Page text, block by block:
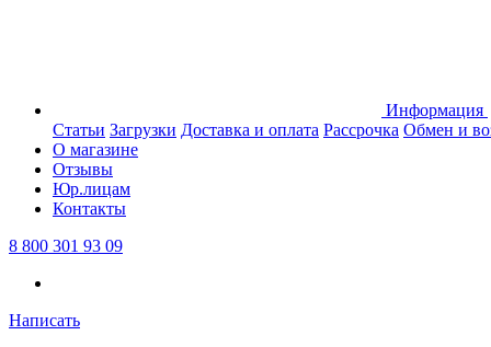
Информация
Статьи Загрузки Доставка и оплата Рассрочка Обмен и
О магазине
Отзывы
Юр.лицам
Контакты
8 800 301 93 09
Написать